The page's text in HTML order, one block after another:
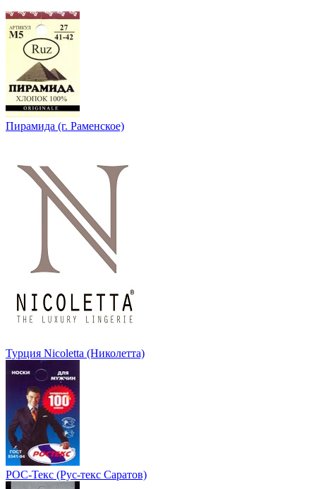
Пирамида (г. Раменское)
Турция Nicoletta (Николетта)
РОС-Текс (Рус-текс Саратов)